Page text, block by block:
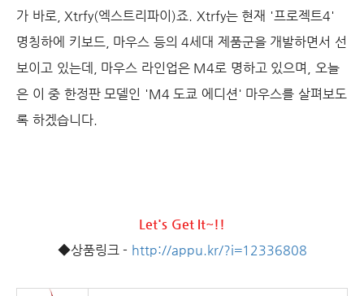
가 바로, Xtrfy(엑스트리파이)죠. Xtrfy는 현재 '프로젝트4'
명칭하에 키보드, 마우스 등의 4세대 제품군을 개발하면서 선
보이고 있는데, 마우스 라인업은 M4로 명하고 있으며, 오늘
은 이 중 한정판 모델인 'M4 도쿄 에디션' 마우스를 살펴보도
록 하겠습니다.
Let's Get It~!!
◆상품링크 - http://appu.kr/?i=12336808